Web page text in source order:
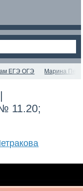
ЕГЭ ОГЭ Марина
11.20;